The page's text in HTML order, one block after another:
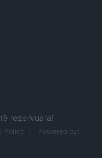
rezervuara!
Policy
Powered by: